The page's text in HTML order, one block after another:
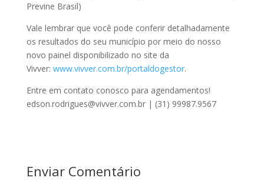
Previne Brasil)
Vale lembrar que você pode conferir detalhadamente
os resultados do seu município por meio do nosso
novo painel disponibilizado no site da
Vivver: www.vivver.com.br/portaldogestor.
Entre em contato conosco para agendamentos!
edson.rodrigues@vivver.com.br | (31) 99987.9567
Enviar Comentário